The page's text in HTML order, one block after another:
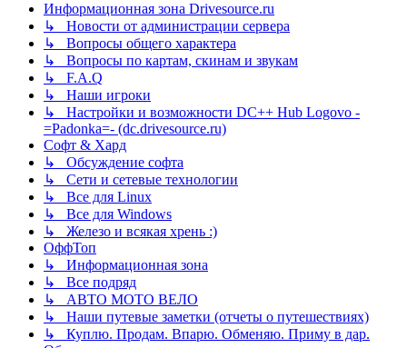
Информационная зона Drivesource.ru
↳ Новости от администрации сервера
↳ Вопросы общего характера
↳ Вопросы по картам, скинам и звукам
↳ F.A.Q
↳ Наши игроки
↳ Настройки и возможности DC++ Hub Logovo -
=Padonka=- (dc.drivesource.ru)
Софт & Хард
↳ Обсуждение софта
↳ Сети и сетевые технологии
↳ Все для Linux
↳ Все для Windows
↳ Железо и всякая хрень :)
ОффТоп
↳ Информационная зона
↳ Все подряд
↳ АВТО МОТО ВЕЛО
↳ Наши путевые заметки (отчеты о путешествиях)
↳ Куплю. Продам. Впарю. Обменяю. Приму в дар.